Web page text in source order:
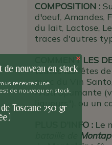
COMPOSITION :
d'oeuf, Amandes,
du lait, Lactose,
traces d'autres
COMMENT LES
toutes les fêtes
avec du Vin
l'Asti Spumante
liqueurs"), ou un
PLUS D'INFO : Le
×
de nouveau en stock
recevrez une
de nouveau en stock.
Toscane 250 gr